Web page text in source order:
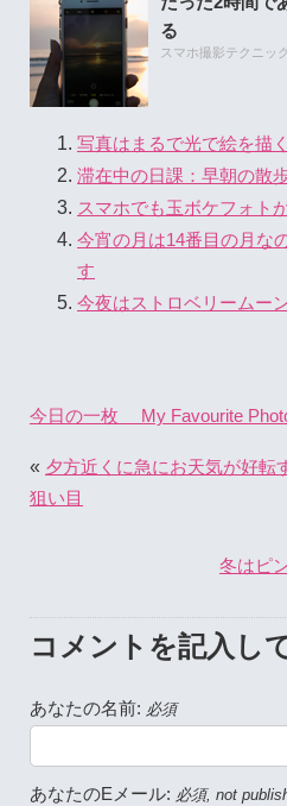
る
スマホ撮影テクニッ
写真はまるで光で絵を描
滞在中の日課：早朝の散
スマホでも玉ボケフォト
今宵の月は14番目の月な
す
今夜はストロベリームー
今日の一枚 My Favourite
« 夕方近くに急にお天気が好
狙い目
冬はピ
コメントを記入し
あなたの名前: 必須
あなたのEメール: 必須, not